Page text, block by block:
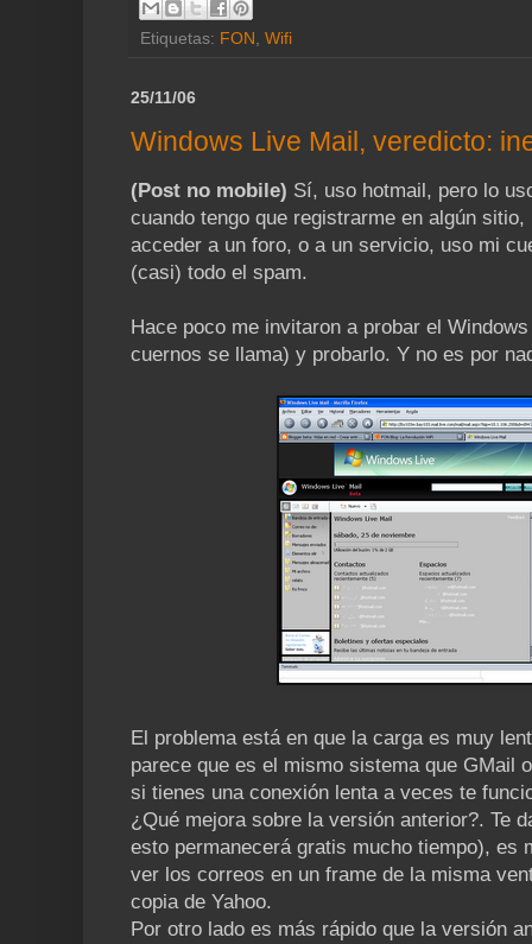
Etiquetas: FON Wifi
25/11/06
Windows Live Mail, veredicto:
(Post no mobile) Sí, uso hotmail, pero lo
cuando tengo que registrarme en algún
acceder a un foro, o a un servicio, uso mi
(casi) todo el spam.
Hace poco me invitaron a probar el
cuernos se llama) y probarlo. Y no es por
El problema está en que la carga es muy
parece que es el mismo sistema que GMail
si tienes una conexión lenta a veces te
¿Qué mejora sobre la versión anterior?. Te
esto permanecerá gratis mucho tiempo), es
ver los correos en un frame de la misma
copia de Yahoo.
Por otro lado es más rápido que la versión